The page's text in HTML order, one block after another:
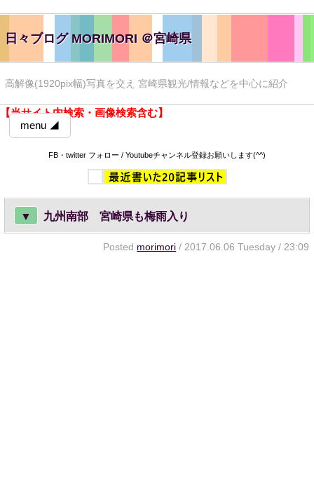
日々ブログ MORIMORI ＠宮崎県
高解像(1920pix幅)写真を交え 宮崎県観光/情報などを中心に紹介
【当サイト内検索・画像検索含む】
menu ◢
FB・twitter フォロー / Youtubeチャンネル登録お願いします(^^)
▼ 九州南部 宮崎県も梅雨入り
Posted morimori / 2017.06.06 Tuesday / 23:09